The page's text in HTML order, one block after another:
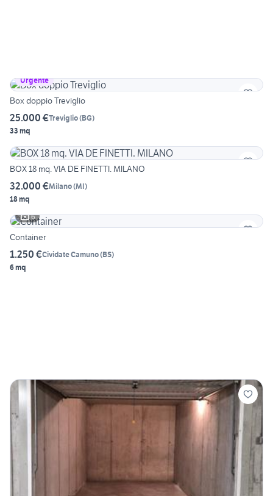
Urgente
Box doppio Treviglio
25.000 €Treviglio(BG)
33 mq
BOX 18 mq. VIA DE FINETTI. MILANO
32.000 €Milano(MI)
18 mq
6
Container
1.250 €Cividate Camuno(BS)
6 mq